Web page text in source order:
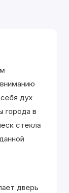
дух
города в
стекла
дверь